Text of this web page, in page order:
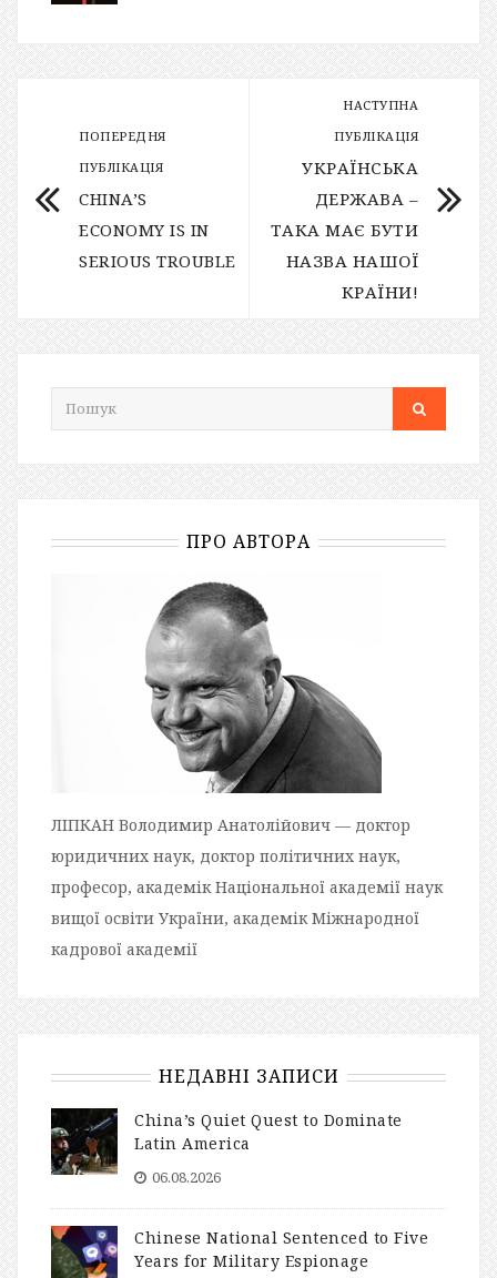
ПОПЕРЕДНЯ
ПУБЛІКАЦІЯ
CHINA’S
ECONOMY IS IN
SERIOUS TROUBLE
НАСТУПНА
ПУБЛІКАЦІЯ
УКРАЇНСЬКА
ДЕРЖАВА –
ТАКА МАЄ БУТИ
НАЗВА НАШОЇ
КРАЇНИ!
ПРО АВТОРА
ЛІПКАН Володимир Анатолійович — доктор
юридичних наук, доктор політичних наук,
професор, академік Національної академії наук
вищої освіти України, академік Міжнародної
кадрової академії
НЕДАВНІ ЗАПИСИ
China’s Quiet Quest to Dominate
Latin America
06.08.2026
Chinese National Sentenced to Five
Years for Military Espionage